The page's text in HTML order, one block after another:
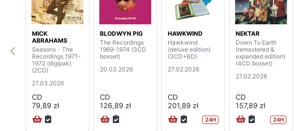
MICK
ABRAHAMS
Seasons - The
Recordings 1971-
1972 (digipak)
(2CD)
27.03.2026
CD
79,89 zł
BLODWYN PIG
The Recordings
1969-1974 (3CD
boxset)
20.03.2026
CD
126,89 zł
HAWKWIND
Hawkwind
(deluxe edition)
(3CD+BD)
27.02.2026
CD
201,89 zł
24H
NEKTAR
Down To Earth
(remastered &
expanded edition)
(4CD boxset)
27.02.2026
CD
157,89 zł
24H